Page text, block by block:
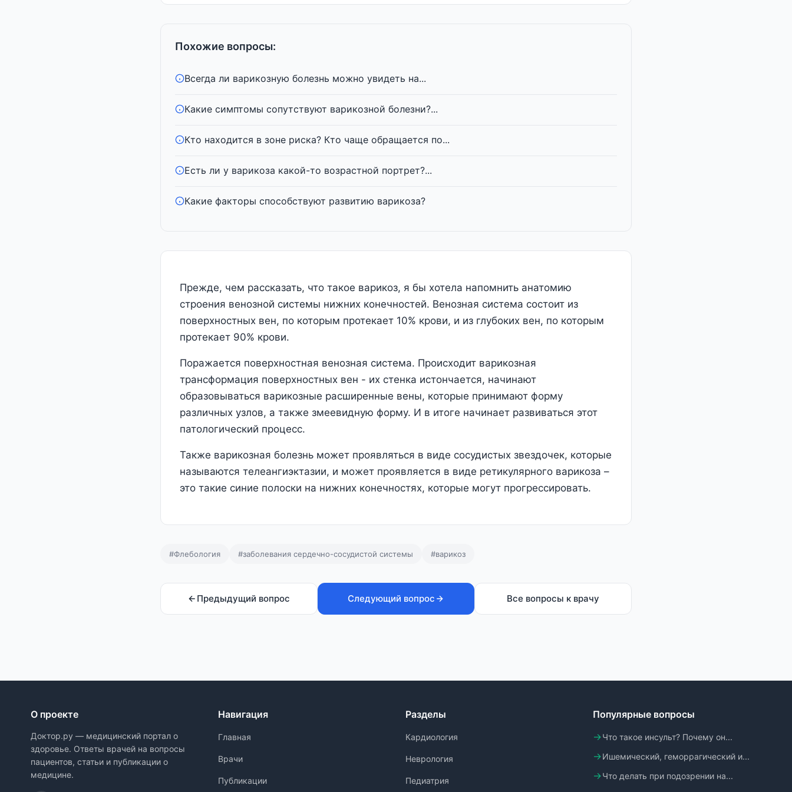
Похожие вопросы:
Всегда ли варикозную болезнь можно увидеть на...
Какие симптомы сопутствуют варикозной болезни?...
Кто находится в зоне риска? Кто чаще обращается по...
Есть ли у варикоза какой-то возрастной портрет?...
Какие факторы способствуют развитию варикоза?
Прежде, чем рассказать, что такое варикоз, я бы хотела напомнить анатомию
строения венозной системы нижних конечностей. Венозная система состоит из
поверхностных вен, по которым протекает 10% крови, и из глубоких вен, по которым
протекает 90% крови.
Поражается поверхностная венозная система. Происходит варикозная
трансформация поверхностных вен - их стенка истончается, начинают
образовываться варикозные расширенные вены, которые принимают форму
различных узлов, а также змеевидную форму. И в итоге начинает развиваться этот
патологический процесс.
Также варикозная болезнь может проявляться в виде сосудистых звездочек, которые
называются телеангиэктазии, и может проявляется в виде ретикулярного варикоза –
это такие синие полоски на нижних конечностях, которые могут прогрессировать.
#Флебология #заболевания сердечно-сосудистой системы #варикоз
Предыдущий вопрос Следующий вопрос Все вопросы к врачу
О проекте
Доктор.ру — медицинский портал о
здоровье. Ответы врачей на вопросы
пациентов, статьи и публикации о
медицине.
Навигация
Главная
Врачи
Публикации
Разделы
Кардиология
Неврология
Педиатрия
Популярные вопросы
Что такое инсульт? Почему он...
Ишемический, геморрагический и...
Что делать при подозрении на...